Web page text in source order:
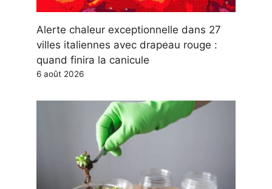
Alerte chaleur exceptionnelle dans 27
villes italiennes avec drapeau rouge :
quand finira la canicule
6 août 2026